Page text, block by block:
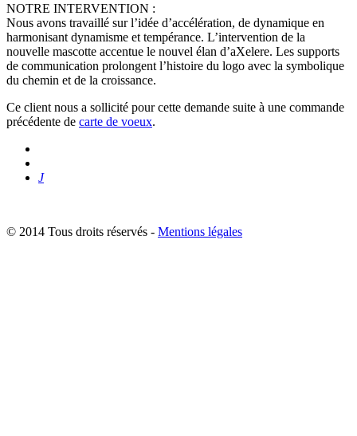
NOTRE INTERVENTION :
Nous avons travaillé sur l’idée d’accélération, de dynamique en
harmonisant dynamisme et tempérance. L’intervention de la
nouvelle mascotte accentue le nouvel élan d’aXelere. Les supports
de communication prolongent l’histoire du logo avec la symbolique
du chemin et de la croissance.
Ce client nous a sollicité pour cette demande suite à une commande
précédente de carte de voeux.
J
© 2014 Tous droits réservés - Mentions légales